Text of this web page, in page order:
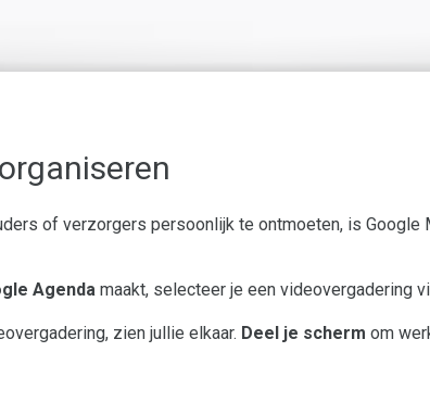
of verzorgers persoonlijk te ontmoeten, is
Agenda maakt, selecteer je een videovergadering
zien jullie elkaar. Deel je scherm om